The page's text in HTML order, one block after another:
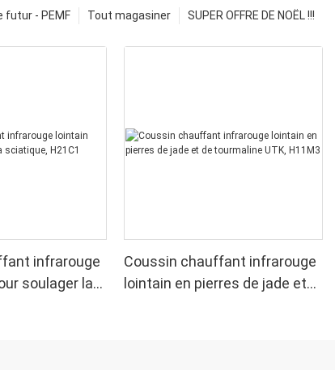
SUPER OFFRE DE NOËL !!!
Tout magasiner
futur - PEMF
infrarouge
soulager la
Coussin chauffant infrarouge
lointain en pierres de jade et